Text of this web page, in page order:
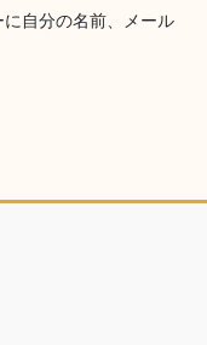
自分の名前、メール